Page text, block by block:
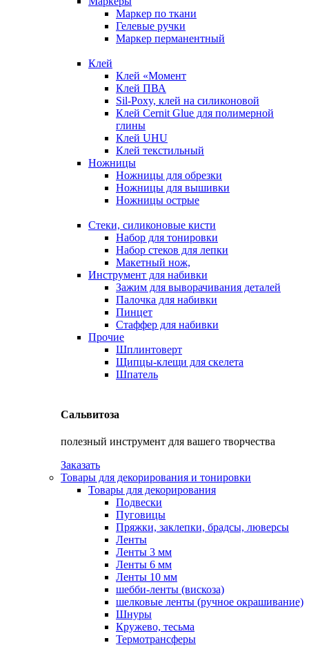
Маркер по ткани
Гелевые ручки
Маркер перманентный
Клей
Клей «Момент
Клей ПВА
Sil-Poxy, клей на силиконовой
Клей Cernit Glue для полимерной
глины
Клей UHU
Клей текстильный
Ножницы
Ножницы для обрезки
Ножницы для вышивки
Ножницы острые
Стеки, силиконовые кисти
Набор для тонировки
Набор стеков для лепки
Макетный нож,
Инструмент для набивки
Зажим для выворачивания деталей
Палочка для набивки
Пинцет
Стаффер для набивки
Прочие
Шплинтоверт
Щипцы-клещи для скелета
Шпатель
Сальвитоза
полезный инструмент для вашего творчества
Заказать
Товары для декорирования и тонировки
Товары для декорирования
Подвески
Пуговицы
Пряжки, заклепки, брадсы, люверсы
Ленты
Ленты 3 мм
Ленты 6 мм
Ленты 10 мм
шебби-ленты (вискоза)
шелковые ленты (ручное окрашивание)
Шнуры
Кружево, тесьма
Термотрансферы